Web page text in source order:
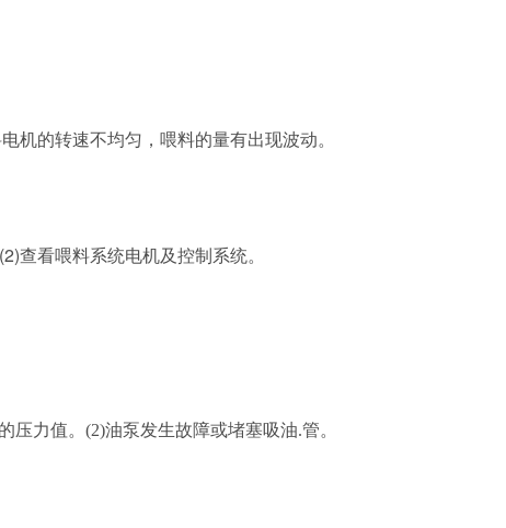
机的转速不均匀，喂料的量有出现波动。
查看喂料系统电机及控制系统。
压力值。(2)油泵发生故障或堵塞吸油.管。